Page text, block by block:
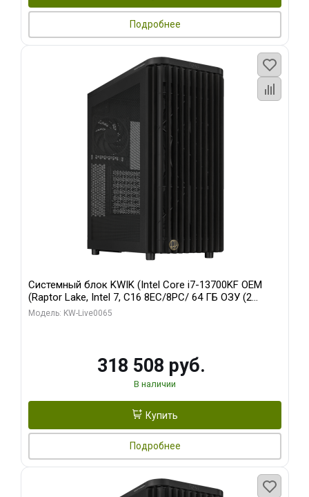
Подробнее
Системный блок KWIK (Intel Core i7-13700KF OEM
(Raptor Lake, Intel 7, C16 8EC/8PC/ 64 ГБ ОЗУ (2
модуля)/ ASUS RTX5080 PROART OC 16GB GDDR7
Модель: KW-Live0065
318 508 руб.
В наличии
Купить
Подробнее